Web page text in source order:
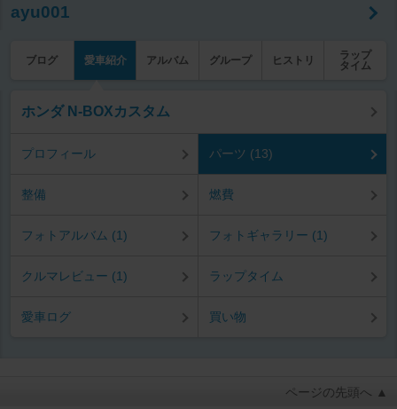
ayu001
ブログ 愛車紹介 アルバム グループ ヒストリ
ラップ
タイム
ホンダ N-BOXカスタム
プロフィール パーツ (13)
整備 燃費
フォトアルバム (1) フォトギャラリー (1)
クルマレビュー (1) ラップタイム
愛車ログ 買い物
ページの先頭へ ▲